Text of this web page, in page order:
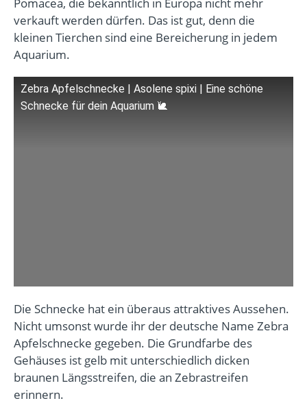
verkauft werden dürfen. Das ist gut, denn die
kleinen Tierchen sind eine Bereicherung in jedem
Aquarium.
Zebra Apfelschnecke | Asolene spixi | Eine schöne
Schnecke für dein Aquarium 🐌
Die Schnecke hat ein überaus attraktives Aussehen.
Nicht umsonst wurde ihr der deutsche Name Zebra
Apfelschnecke gegeben. Die Grundfarbe des
Gehäuses ist gelb mit unterschiedlich dicken
braunen Längsstreifen, die an Zebrastreifen
erinnern.